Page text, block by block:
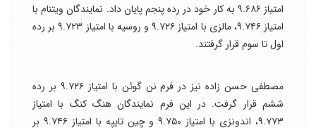
امتیاز ۹.۶۸۶ به کار خود در رده پنجم پایان داد. نمایندگان ویتنام با
امتیاز ۹.۷۴۶، مالزی با امتیاز ۹.۷۲۶ و روسیه با امتیاز ۹.۷۲۳ بر رده
اول تا سوم قرار گرفتند.
مصطفی حسن زاده نیز در فرم نن گوئن با امتیاز ۹.۷۲۶ بر رده
ششم قرار گرفت. در این فرم نمایندگان هنگ کنگ با امتیاز
۹.۷۷۳، اندونزی با امتیاز ۹.۷۵۰ و چین تایپه با امتیاز ۹.۷۴۶ بر